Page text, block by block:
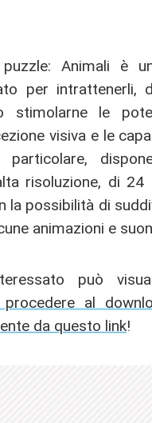
Animali è
per intrattenerli,
stimolarne le
visiva e le
particolare,
risoluzione, di 24
la possibilità di
animazioni e
può
al
da questo link!